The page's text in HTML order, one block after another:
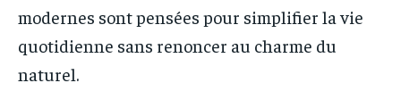
modernes sont pensées pour simplifier la vie
quotidienne sans renoncer au charme du
naturel.